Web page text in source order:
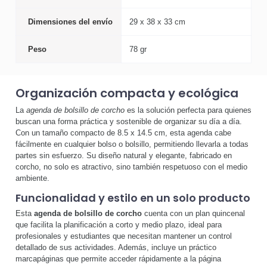
Dimensiones del envío 29 x 38 x 33 cm
Peso 78 gr
Organización compacta y ecológica
La agenda de bolsillo de corcho es la solución perfecta para quienes
buscan una forma práctica y sostenible de organizar su día a día.
Con un tamaño compacto de 8.5 x 14.5 cm, esta agenda cabe
fácilmente en cualquier bolso o bolsillo, permitiendo llevarla a todas
partes sin esfuerzo. Su diseño natural y elegante, fabricado en
corcho, no solo es atractivo, sino también respetuoso con el medio
ambiente.
Funcionalidad y estilo en un solo producto
Esta agenda de bolsillo de corcho cuenta con un plan quincenal
que facilita la planificación a corto y medio plazo, ideal para
profesionales y estudiantes que necesitan mantener un control
detallado de sus actividades. Además, incluye un práctico
marcapáginas que permite acceder rápidamente a la página